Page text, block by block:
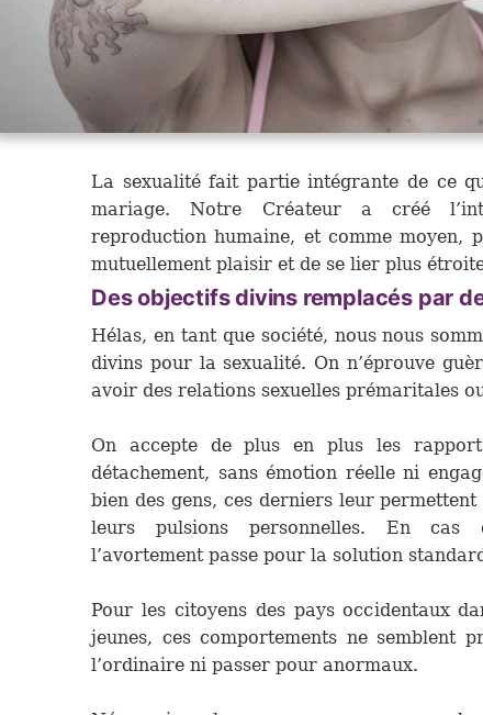
La sexualité fait partie intégrante de ce
mariage. Notre Créateur a créé
reproduction humaine, et comme moyen,
mutuellement plaisir et de se lier plus
Des objectifs divins remplacés par
Hélas, en tant que société, nous nous
divins pour la sexualité. On n’éprouve
avoir des relations sexuelles prémaritales
On accepte de plus en plus les
détachement, sans émotion réelle ni
bien des gens, ces derniers leur permettent
leurs pulsions personnelles. En cas
l’avortement passe pour la solution
Pour les citoyens des pays occidentaux
jeunes, ces comportements ne semblent
l’ordinaire ni passer pour anormaux.